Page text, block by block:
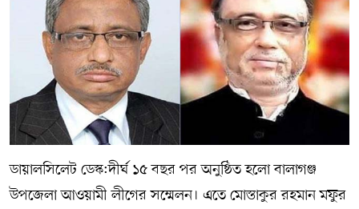
ডায়ালসিলেট ডেস্ক:দীর্ঘ ১৫ বছর পর অনুষ্ঠিত হলো বালাগঞ্জ
উপজেলা আওয়ামী লীগের সম্মেলন। এতে মোস্তাকুর রহমান মফুর
সম্পাদকীয় কলাম
ABOUT US
DIAL SYLHET